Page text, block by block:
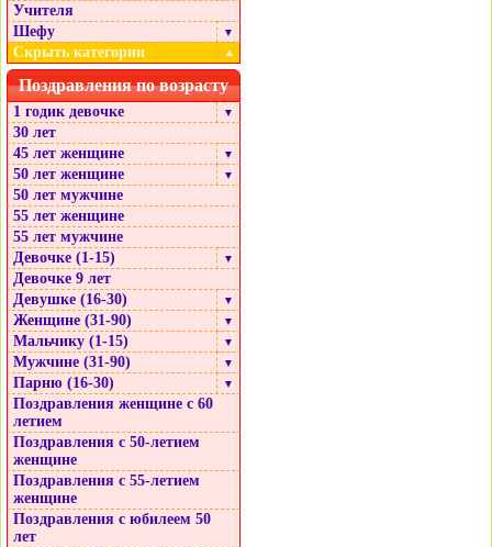
Учителя
Шефу
▼
Скрыть категории ▲
Поздравления по возрасту
1 годик девочке ▼
30 лет
45 лет женщине
▼
50 лет женщине ▼
50 лет мужчине
55 лет женщине
55 лет мужчине
Девочке (1-15)
▼
Девочке 9 лет
Девушке (16-30)
▼
Женщине (31-90) ▼
Мальчику (1-15) ▼
Мужчине (31-90) ▼
Парню (16-30) ▼
Поздравления женщине с 60
летием
Поздравления с 50-летием
женщине
Поздравления с 55-летием
женщине
Поздравления с юбилеем 50
лет